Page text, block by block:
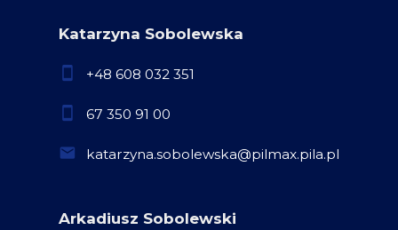
Katarzyna Sobolewska
+48 608 032 351
67 350 91 00
katarzyna.sobolewska@pilmax.pila.pl
Arkadiusz Sobolewski